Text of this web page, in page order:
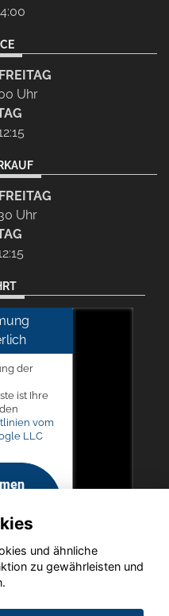
Uhr
Uhr
der
ist Ihre
vom
LLC
und ähnliche
zu gewährleisten und